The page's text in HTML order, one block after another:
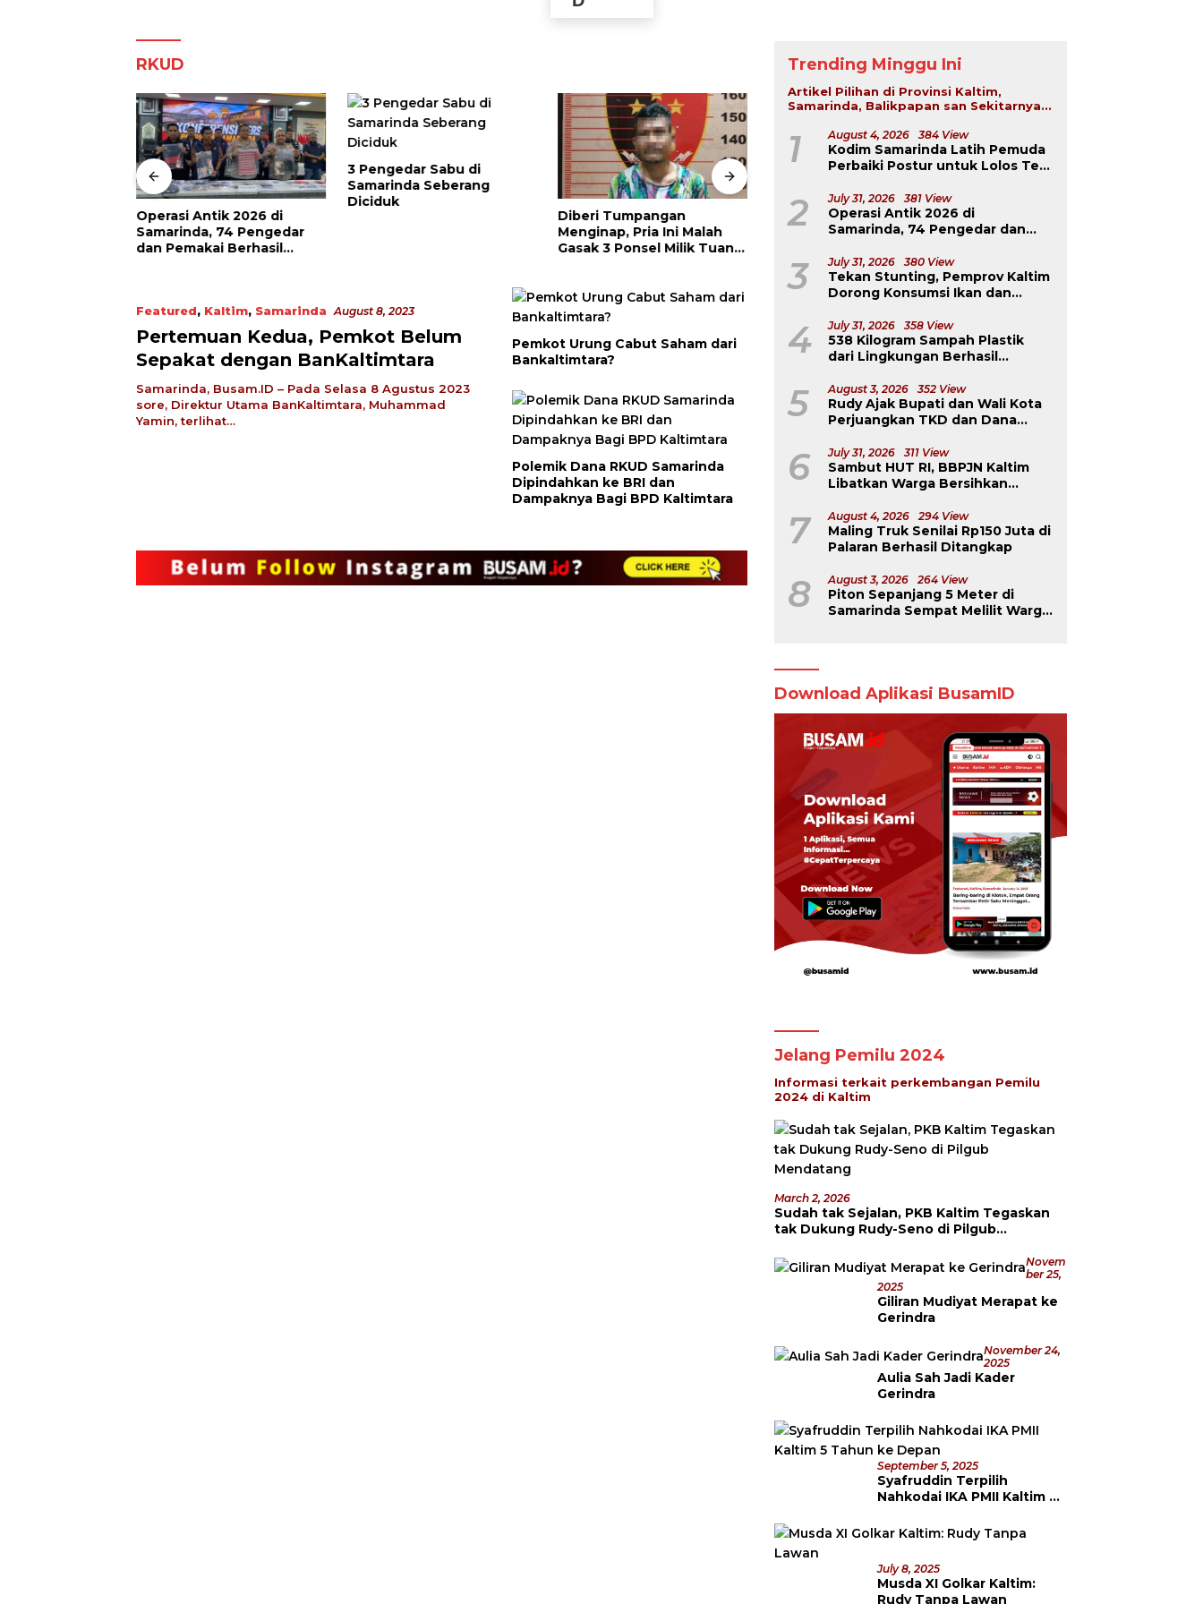
RKUD
Operasi Antik 2026 di
Samarinda, 74 Pengedar
dan Pemakai Berhasil
3 Pengedar Sabu di
Samarinda Seberang
Diciduk
Diberi Tumpangan
Menginap, Pria Ini Malah
Gasak 3 Ponsel Milik Tuan
Transaksi Sabu di
Tenggarong Seberang
Diciduk
Remaja 18 Tahun di Kukar
Curi Paddle Board
Featured, Kaltim, Samarinda August 8, 2023
Pertemuan Kedua, Pemkot Belum
Sepakat dengan BanKaltimtara
Samarinda, Busam.ID – Pada Selasa 8 Agustus 2023
sore, Direktur Utama BanKaltimtara, Muhammad
Yamin, terlihat…
Pemkot Urung Cabut Saham dari
Bankaltimtara?
Polemik Dana RKUD Samarinda
Dipindahkan ke BRI dan
Dampaknya Bagi BPD Kaltimtara
Trending Minggu Ini
Artikel Pilihan di Provinsi Kaltim,
Samarinda, Balikpapan san Sekitarnya...
1 August 4, 2026 384 View
Kodim Samarinda Latih Pemuda
Perbaiki Postur untuk Lolos Tes
2 July 31, 2026 381 View
Operasi Antik 2026 di
Samarinda, 74 Pengedar dan
3 July 31, 2026 380 View
Tekan Stunting, Pemprov Kaltim
Dorong Konsumsi Ikan dan
4 July 31, 2026 358 View
538 Kilogram Sampah Plastik
dari Lingkungan Berhasil
5 August 3, 2026 352 View
Rudy Ajak Bupati dan Wali Kota
Perjuangkan TKD dan Dana
6 July 31, 2026 311 View
Sambut HUT RI, BBPJN Kaltim
Libatkan Warga Bersihkan
Derawan
7 August 4, 2026 294 View
Maling Truk Senilai Rp150 Juta di
Palaran Berhasil Ditangkap
8 August 3, 2026 264 View
Piton Sepanjang 5 Meter di
Samarinda Sempat Melilit Warga
Download Aplikasi BusamID
Jelang Pemilu 2024
Informasi terkait perkembangan Pemilu
2024 di Kaltim
March 2, 2026
Sudah tak Sejalan, PKB Kaltim Tegaskan
tak Dukung Rudy-Seno di Pilgub
Novem
Ber 25,
2025
Giliran Mudiyat Merapat ke
Gerindra
November 24,
2025
Aulia Sah Jadi Kader
Gerindra
September 5, 2025
Syafruddin Terpilih
Nahkodai IKA PMII Kaltim 5
July 8, 2025
Musda XI Golkar Kaltim:
Rudy Tanpa Lawan